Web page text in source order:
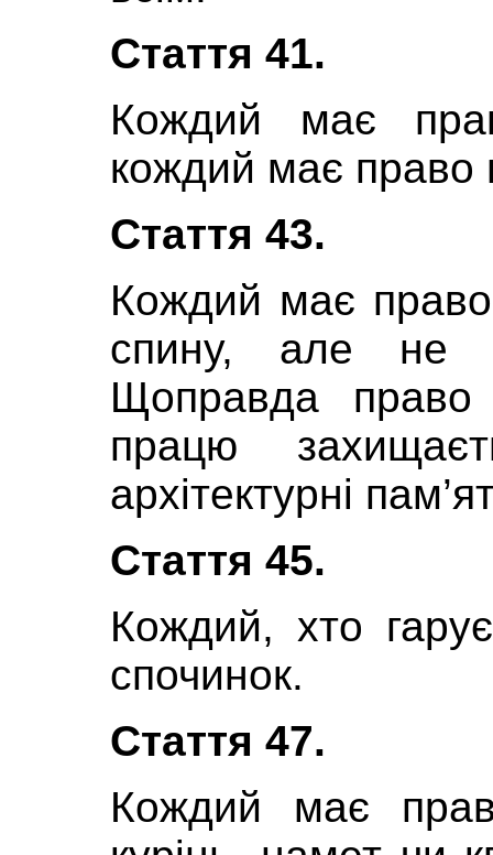
Стаття 41.
Кождий має
кождий має право
Стаття 43.
Кождий має право
спину, але не
Щоправда право
працю
архітектурні
Стаття 45.
Кождий, хто
спочинок.
Стаття 47.
Кождий має